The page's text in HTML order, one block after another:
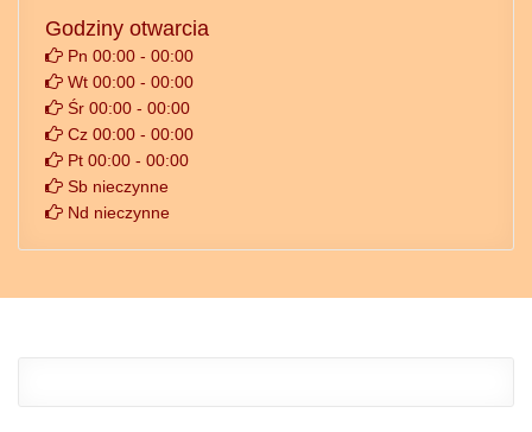
Godziny otwarcia
Pn 00:00 - 00:00
Wt 00:00 - 00:00
Śr 00:00 - 00:00
Cz 00:00 - 00:00
Pt 00:00 - 00:00
Sb nieczynne
Nd nieczynne